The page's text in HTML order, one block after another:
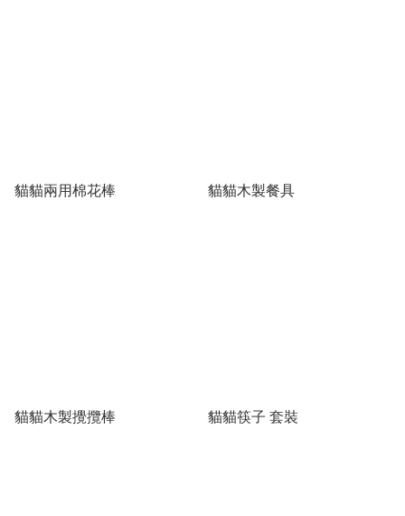
貓貓兩用棉花棒 貓貓木製餐具
貓貓木製攪攬棒 貓貓筷子 套裝